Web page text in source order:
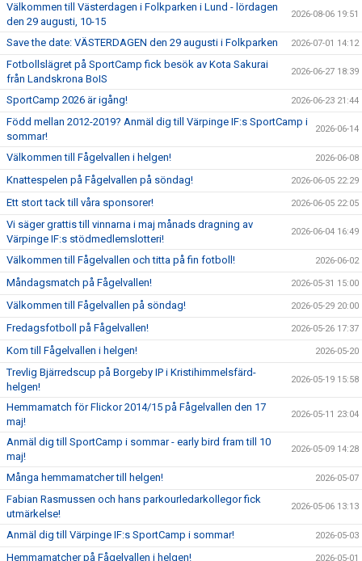
Välkommen till Västerdagen i Folkparken i Lund - lördagen
den 29 augusti, 10-15
2026-08-06 19:51
Save the date: VÄSTERDAGEN den 29 augusti i Folkparken 2026-07-01 14:12
Fotbollslägret på SportCamp fick besök av Kota Sakurai
från Landskrona BoIS
2026-06-27 18:39
SportCamp 2026 är igång! 2026-06-23 21:44
Född mellan 2012-2019? Anmäl dig till Värpinge IF:s SportCamp i
sommar!
2026-06-14
Välkommen till Fågelvallen i helgen! 2026-06-08
Knattespelen på Fågelvallen på söndag! 2026-06-05 22:29
Ett stort tack till våra sponsorer! 2026-06-05 22:05
Vi säger grattis till vinnarna i maj månads dragning av
Värpinge IF:s stödmedlemslotteri!
2026-06-04 16:49
Välkommen till Fågelvallen och titta på fin fotboll! 2026-06-02
Måndagsmatch på Fågelvallen! 2026-05-31 15:00
Välkommen till Fågelvallen på söndag! 2026-05-29 20:00
Fredagsfotboll på Fågelvallen! 2026-05-26 17:37
Kom till Fågelvallen i helgen! 2026-05-20
Trevlig Bjärredscup på Borgeby IP i Kristihimmelsfärd-
helgen!
2026-05-19 15:58
Hemmamatch för Flickor 2014/15 på Fågelvallen den 17
maj!
2026-05-11 23:04
Anmäl dig till SportCamp i sommar - early bird fram till 10
maj!
2026-05-09 14:28
Många hemmamatcher till helgen! 2026-05-07
Fabian Rasmussen och hans parkourledarkollegor fick
utmärkelse!
2026-05-06 13:13
Anmäl dig till Värpinge IF:s SportCamp i sommar! 2026-05-03
Hemmamatcher på Fågelvallen i helgen! 2026-05-01